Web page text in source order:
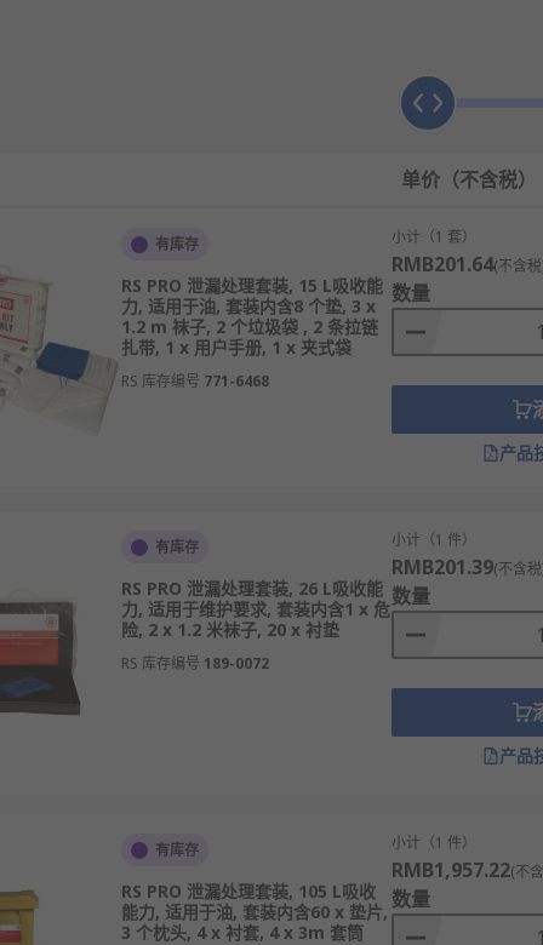
导，帮助用户正确应对泄漏事件。
息和处理建议，确保用户了解所使用物质的性质和风险。
化学品等）是维护安全和环保的重要措施。
防止事故和污染，保护工作人员的安全。
漏，确保工作环境的整洁和安全。
套装帮助控制和清理意外泄漏，避免对环境的影响。
PRO、Lubetech等多款不同规格、型号的产品供您挑选
单价（不含税）
有库存
RS PRO 泄漏处理套装, 15 L吸收能
力, 适用于油, 套装内含8 个垫, 3 x
1.2 m 袜子, 2 个垃圾袋 , 2 条拉链
扎带, 1 x 用户手册, 1 x 夹式袋
RS 库存编号 771-6468
小计（1 套）
RMB201.64(不含
数量
产品
有库存
RS PRO 泄漏处理套装, 26 L吸收能
力, 适用于维护要求, 套装内含1 x 危
险, 2 x 1.2 米袜子, 20 x 衬垫
RS 库存编号 189-0072
小计（1 件）
RMB201.39(不含
数量
产品
有库存
RS PRO 泄漏处理套装, 105 L吸收
能力, 适用于油, 套装内含60 x 垫片,
3 个枕头, 4 x 衬套, 4 x 3m 套筒
小计（1 件）
RMB1,957.22(不
数量